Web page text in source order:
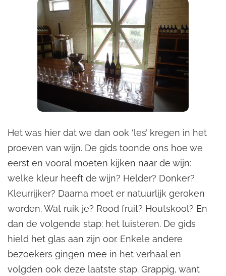
Het was hier dat we dan ook ‘les’ kregen in het
proeven van wijn. De gids toonde ons hoe we
eerst en vooral moeten kijken naar de wijn:
welke kleur heeft de wijn? Helder? Donker?
Kleurrijker? Daarna moet er natuurlijk geroken
worden. Wat ruik je? Rood fruit? Houtskool? En
dan de volgende stap: het luisteren. De gids
hield het glas aan zijn oor. Enkele andere
bezoekers gingen mee in het verhaal en
volgden ook deze laatste stap. Grappig, want